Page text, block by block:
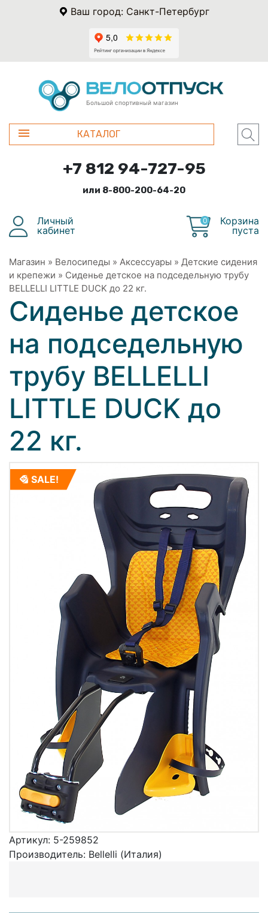
Ваш город: Санкт-Петербург
Большой спортивный магазин
КАТАЛОГ
+7 812 94-727-95
или 8-800-200-64-20
Личный
кабинет
0
Корзина
пуста
Магазин » Велосипеды » Аксессуары » Детские сидения
и крепежи » Сиденье детское на подседельную трубу
BELLELLI LITTLE DUCK до 22 кг.
Сиденье детское
на подседельную
трубу BELLELLI
LITTLE DUCK до
22 кг.
SALE!
Артикул: 5-259852
Производитель: Bellelli (Италия)